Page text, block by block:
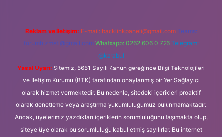
Reklam ve İletişim: E-mail: backlinkpaneli@gmail.com Teams:
forumhizmeti@gmail.com Whatsapp: 0262 606 0 726 Telegram:
@karabul
Yasal Uyarı: Sitemiz, 5651 Sayılı Kanun gereğince Bilgi Teknolojileri
ve İletişim Kurumu (BTK) tarafından onaylanmış bir Yer Sağlayıcı
olarak hizmet vermektedir. Bu nedenle, sitedeki içerikleri proaktif
olarak denetleme veya araştırma yükümlülüğümüz bulunmamaktadır.
Ancak, üyelerimiz yazdıkları içeriklerin sorumluluğunu taşımakta olup,
siteye üye olarak bu sorumluluğu kabul etmiş sayılırlar. Bu internet